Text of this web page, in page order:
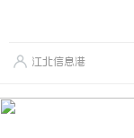
江北信息港